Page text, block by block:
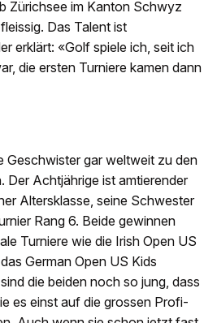
Zürichsee im Kanton Schwyz
Das Talent ist
erklärt: «Golf spiele ich, seit ich
die ersten Turniere kamen dann
Geschwister gar weltweit zu den
Der Achtjährige ist amtierender
Altersklasse, seine Schwester
Rang 6. Beide gewinnen
Turniere wie die Irish Open US
German Open US Kids
die beiden noch so jung, dass
es einst auf die grossen Profi-